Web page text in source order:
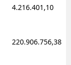
4.216.401,10
220.906.756,38